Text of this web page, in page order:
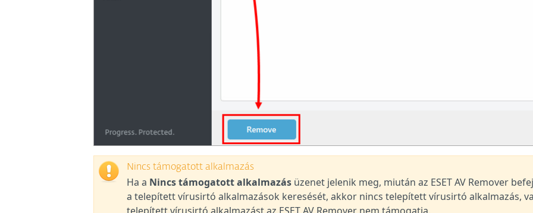
Nincs támogatott alkalmazás
Ha a Nincs támogatott alkalmazás üzenet jelenik meg, miután az ESET AV Remover
a telepített vírusirtó alkalmazások keresését, akkor nincs telepített vírusirtó alkalmazás,